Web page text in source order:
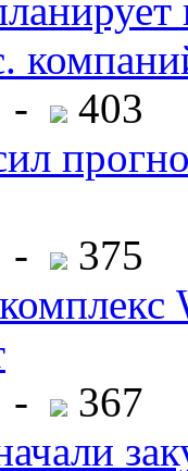
-
403
-
375
-
367